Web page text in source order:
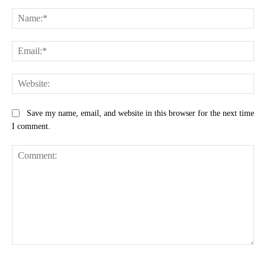
Save my name, email, and website in this browser for the next time
I comment.